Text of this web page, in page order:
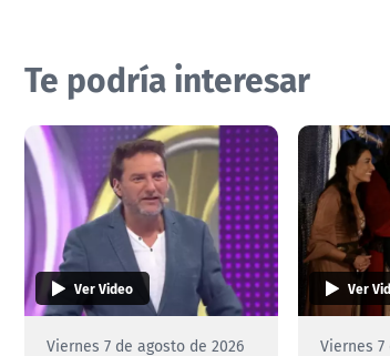
Te podría interesar
Ver Video
Viernes 7 de agosto de 2026
Ver
Viernes